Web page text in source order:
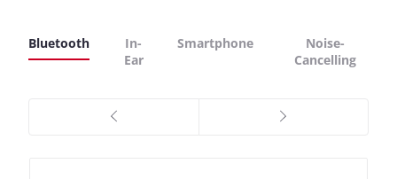
Bluetooth
In-
Ear
Smartphone
Noise-
Cancelling